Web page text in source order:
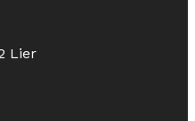
Lier